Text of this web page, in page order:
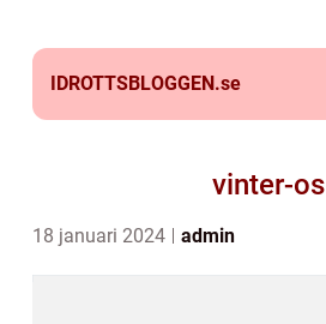
IDROTTSBLOGGEN.se
vinter-os
18 januari 2024 admin